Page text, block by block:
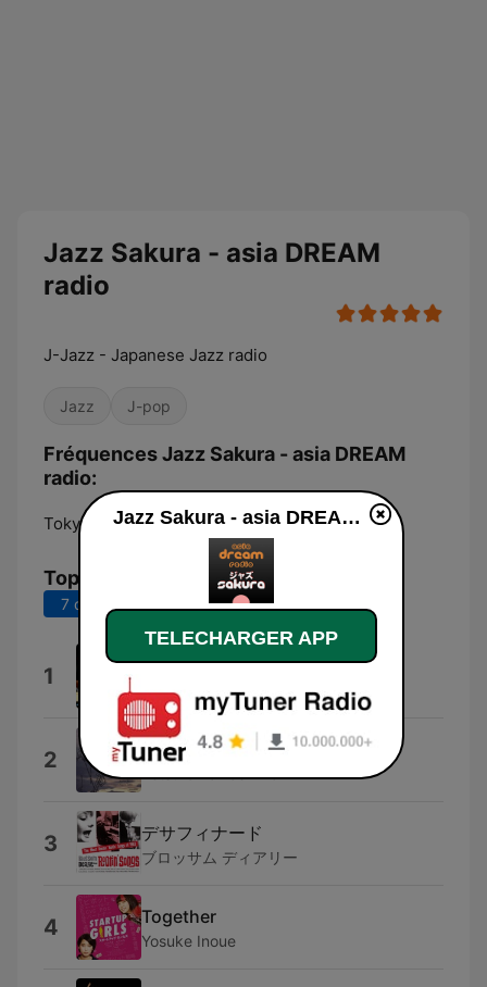
Jazz Sakura - asia DREAM
radio
J-Jazz - Japanese Jazz radio
Jazz J-pop
Fréquences Jazz Sakura - asia DREAM
radio:
Tokyo: Online
Top titres
7 derniers jours 30 derniers jours
1 Cashews
Andy Ezrin
2 Sphinx
Tetsuro Kawashima
3 デサフィナード
ブロッサム ディアリー
4 Together
Yosuke Inoue
Jazz Sakura - asia DREAM radio en ligne
TELECHARGER APP